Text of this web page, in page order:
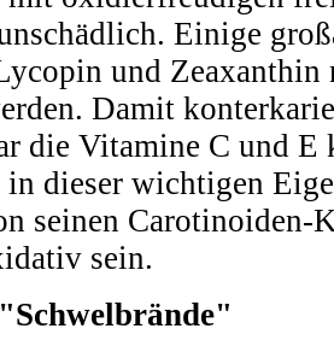
Einige
und Zeaxanthin
Damit
die Vitamine C und
dieser wichtigen
seinen Carotinoiden-
sein.